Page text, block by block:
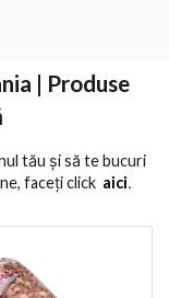
| Produse
tău și să te bucuri
faceți click aici․